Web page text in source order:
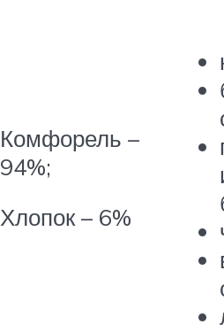
Комфорель –
94%;
Хлопок – 6%